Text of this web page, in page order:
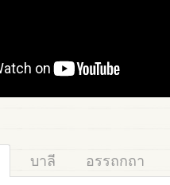
บาลี อรรถกถา